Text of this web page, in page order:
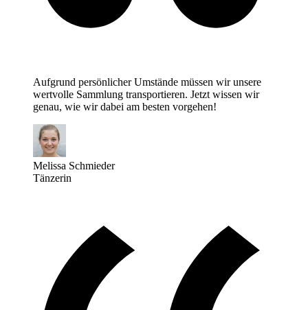
Aufgrund persönlicher Umstände müssen wir unsere
wertvolle Sammlung transportieren. Jetzt wissen wir
genau, wie wir dabei am besten vorgehen!
Melissa Schmieder
Tänzerin